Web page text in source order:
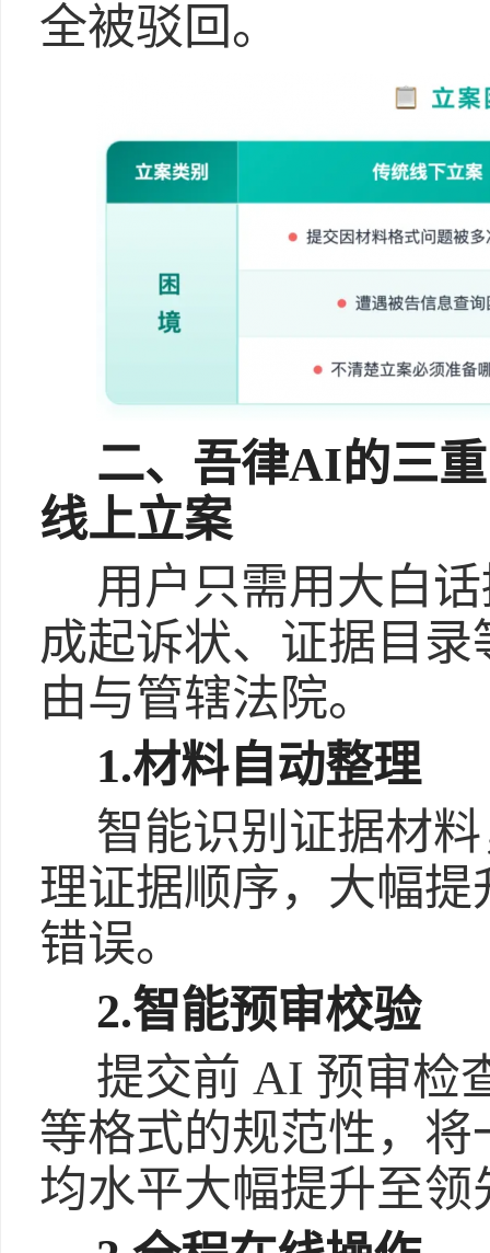
全被驳回。
二、吾律AI的三
线上立案
用户只需用大白
成起诉状、证据目
由与管辖法院。
1.材料自动整理
智能识别证据材
理证据顺序，大幅
错误。
2.智能预审校验
提交前 AI 预审检
等格式的规范性，
均水平大幅提升至领